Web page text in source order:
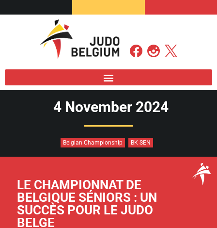
4 November 2024
Belgian Championship BK SEN
LE CHAMPIONNAT DE
BELGIQUE SÉNIORS : UN
SUCCÈS POUR LE JUDO
BELGE